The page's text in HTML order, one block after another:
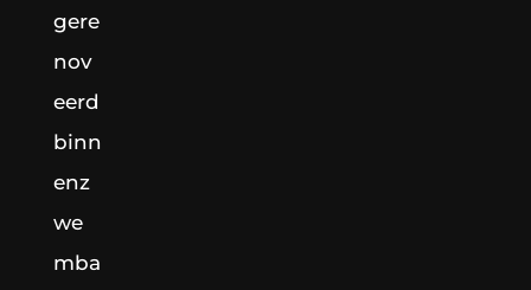
gere
nov
eerd
binn
enz
we
mba